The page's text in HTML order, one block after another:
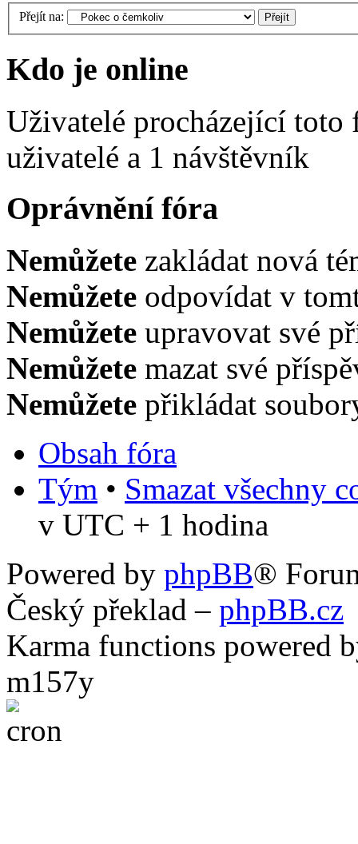
Přejít na:
Kdo je online
Uživatelé procházející
uživatelé a 1 návštěvník
Oprávnění fóra
Nemůžete zakládat nová
Nemůžete odpovídat v
Nemůžete upravovat své
Nemůžete mazat své
Nemůžete přikládat
Obsah fóra
Tým • Smazat všechny
v UTC + 1 hodina
Powered by phpBB®
Český překlad – phpBB.cz
Karma functions powered
m157y